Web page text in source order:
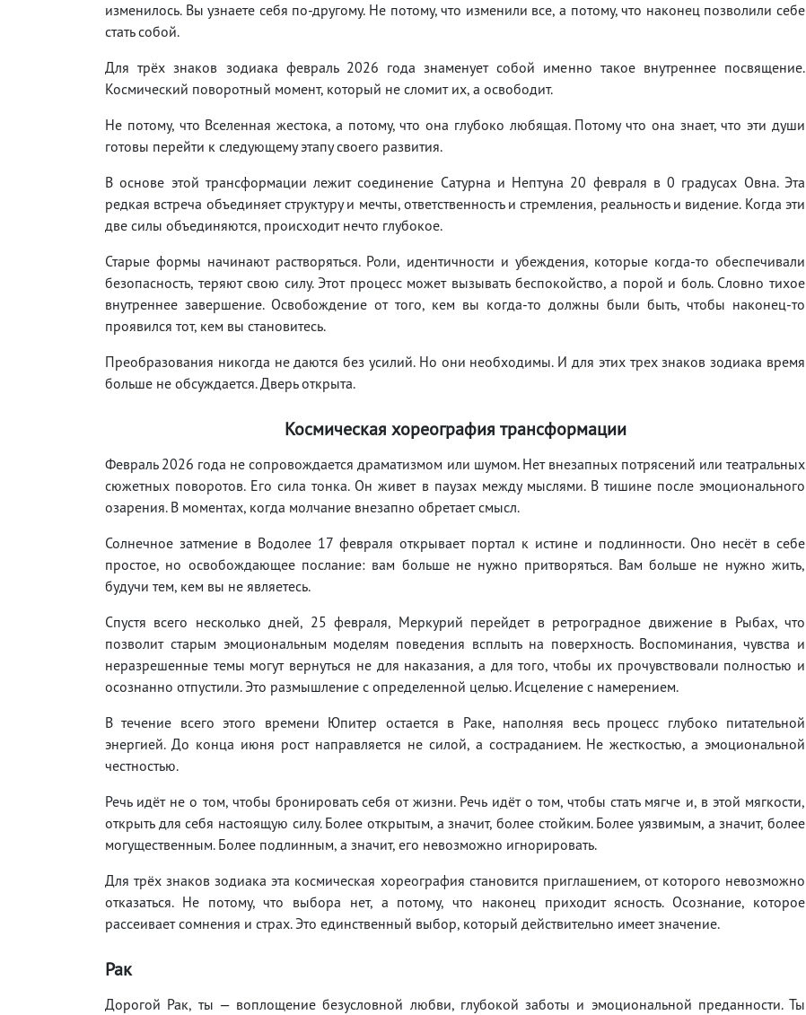
изменилось. Вы узнаете себя по-другому. Не потому, что изменили все, а потому, что наконец позволили себе
стать собой.
Для трёх знаков зодиака февраль 2026 года знаменует собой именно такое внутреннее посвящение.
Космический поворотный момент, который не сломит их, а освободит.
Не потому, что Вселенная жестока, а потому, что она глубоко любящая. Потому что она знает, что эти души
готовы перейти к следующему этапу своего развития.
В основе этой трансформации лежит соединение Сатурна и Нептуна 20 февраля в 0 градусах Овна. Эта
редкая встреча объединяет структуру и мечты, ответственность и стремления, реальность и видение. Когда эти
две силы объединяются, происходит нечто глубокое.
Старые формы начинают растворяться. Роли, идентичности и убеждения, которые когда-то обеспечивали
безопасность, теряют свою силу. Этот процесс может вызывать беспокойство, а порой и боль. Словно тихое
внутреннее завершение. Освобождение от того, кем вы когда-то должны были быть, чтобы наконец-то
проявился тот, кем вы становитесь.
Преобразования никогда не даются без усилий. Но они необходимы. И для этих трех знаков зодиака время
больше не обсуждается. Дверь открыта.
Космическая хореография трансформации
Февраль 2026 года не сопровождается драматизмом или шумом. Нет внезапных потрясений или театральных
сюжетных поворотов. Его сила тонка. Он живет в паузах между мыслями. В тишине после эмоционального
озарения. В моментах, когда молчание внезапно обретает смысл.
Солнечное затмение в Водолее 17 февраля открывает портал к истине и подлинности. Оно несёт в себе
простое, но освобождающее послание: вам больше не нужно притворяться. Вам больше не нужно жить,
будучи тем, кем вы не являетесь.
Спустя всего несколько дней, 25 февраля, Меркурий перейдет в ретроградное движение в Рыбах, что
позволит старым эмоциональным моделям поведения всплыть на поверхность. Воспоминания, чувства и
неразрешенные темы могут вернуться не для наказания, а для того, чтобы их прочувствовали полностью и
осознанно отпустили. Это размышление с определенной целью. Исцеление с намерением.
В течение всего этого времени Юпитер остается в Раке, наполняя весь процесс глубоко питательной
энергией. До конца июня рост направляется не силой, а состраданием. Не жесткостью, а эмоциональной
честностью.
Речь идёт не о том, чтобы бронировать себя от жизни. Речь идёт о том, чтобы стать мягче и, в этой мягкости,
открыть для себя настоящую силу. Более открытым, а значит, более стойким. Более уязвимым, а значит, более
могущественным. Более подлинным, а значит, его невозможно игнорировать.
Для трёх знаков зодиака эта космическая хореография становится приглашением, от которого невозможно
отказаться. Не потому, что выбора нет, а потому, что наконец приходит ясность. Осознание, которое
рассеивает сомнения и страх. Это единственный выбор, который действительно имеет значение.
Рак
Дорогой Рак, ты — воплощение безусловной любви, глубокой заботы и эмоциональной преданности. Ты